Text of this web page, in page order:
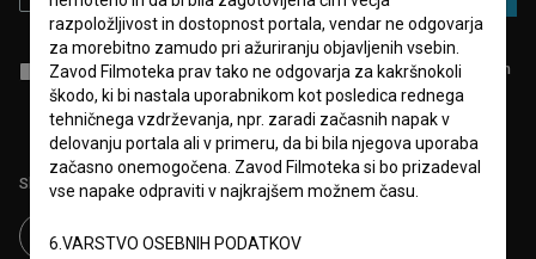
Sprejemamsplošne pogojein dajemsoglasjeza zbiranje, hrambo in
obdelavo osebnih podatkov.
Sledite nam na:
razpoložljivost in dostopnost portala, vendar ne odgovarja
za morebitno zamudo pri ažuriranju objavljenih vsebin.
Zavod Filmoteka prav tako ne odgovarja za kakršnokoli
škodo, ki bi nastala uporabnikom kot posledica rednega
tehničnega vzdrževanja, npr. zaradi začasnih napak v
delovanju portala ali v primeru, da bi bila njegova uporaba
začasno onemogočena. Zavod Filmoteka si bo prizadeval
vse napake odpraviti v najkrajšem možnem času.
6.VARSTVO OSEBNIH PODATKOV